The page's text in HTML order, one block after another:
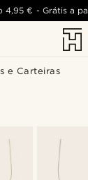
e Carteiras
4,95 € - Grátis a